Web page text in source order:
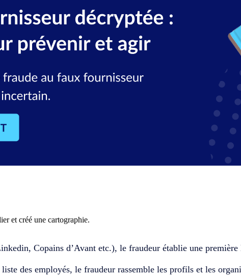
et créé une cartographie.
, Copains d’Avant etc.), le fraudeur établie une
des employés, le fraudeur rassemble les profils et les